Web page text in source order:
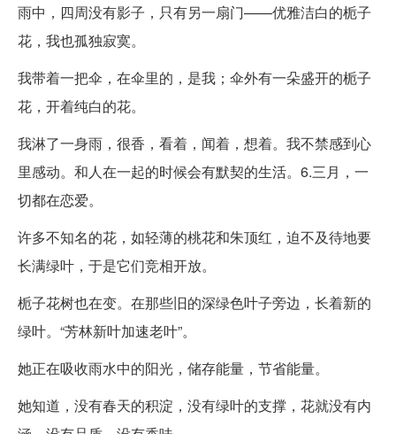
雨中，四周没有影子，只有另一扇门——优雅洁白的栀子
花，我也孤独寂寞。
我带着一把伞，在伞里的，是我；伞外有一朵盛开的栀子
花，开着纯白的花。
我淋了一身雨，很香，看着，闻着，想着。我不禁感到心
里感动。和人在一起的时候会有默契的生活。6.三月，一
切都在恋爱。
许多不知名的花，如轻薄的桃花和朱顶红，迫不及待地要
长满绿叶，于是它们竞相开放。
栀子花树也在变。在那些旧的深绿色叶子旁边，长着新的
绿叶。“芳林新叶加速老叶”。
她正在吸收雨水中的阳光，储存能量，节省能量。
她知道，没有春天的积淀，没有绿叶的支撑，花就没有内